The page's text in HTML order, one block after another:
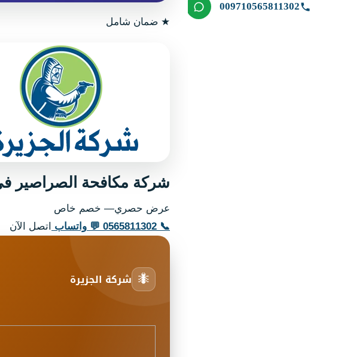
009710565811302
★ ضمان شامل
شركة مكافحة الصراصير في راس
عرض حصري— خصم خاص
📞
0565811302
💬 واتساب اتصل الآن
🐜 شركة الجزيرة